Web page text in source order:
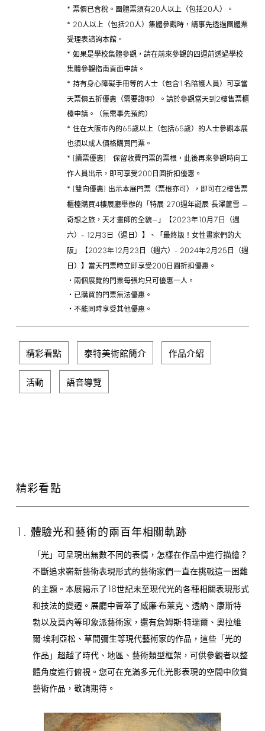
* 票價已含稅。團體票須有20人以上（包括20人）。
* 20人以上（包括20人）集體參觀時，請事先透過團體票
受理表諮詢本館。
* 如果是學校集體參觀，請在前來參觀的四週前透過學校
集體參觀指南頁面申請。
* 持有身心障礙手冊等的人士（包含1 名陪護人員）可享當
天票價五折優惠（需要證明）。請於參觀當天到2樓售票櫃
檯申請。（無需事先預約）
* 住在大阪市內的65歲以上（包括65歲）的人士參觀本展
也須以成人價格購買門票。
* [續票優惠] 保留收費門票的票根，此後再來參觀時向工
作人員出示，即可享受200 日圓折扣優惠。
* [雙向優惠] 出示本展門票（票根亦可），即可在2樓售票
櫃檯購買4樓展廳舉辦的「特展 270週年誕辰 長澤蘆雪 —
奇想之旅，天才畫師的全貌—」【2023年10月 7 日（週
六） - 12月 3 日（週日）】、「最終版！女性畫家們的大
阪」【2023年12月 23 日（週六） - 2024年2月 25 日（週
日）】當天門票時立即享受200 日圓折扣優惠。
・兩個展覽的門票每張均只可優惠一人。
・已購買的門票無法優惠。
・不能同時享受其他優惠。
精彩看點 泰特美術館簡介 作品介紹
活動 語音導覽
精彩看點
1. 體驗光和藝術的兩百年相關軌跡
「光」可呈現出無數不同的表情，怎樣在作品中進行描繪？
不斷追求嶄新藝術表現形式的藝術家們一直在挑戰這一困難
的主題。本展揭示了 18世紀末至現代光的各種相關表現形式
和技法的變遷。展廳中薈萃了威廉·布萊克、透納、康斯特
勃以及莫內等印象派藝術家，還有詹姆斯·特瑞爾、奧拉維
爾·埃利亞松、草間彌生等現代藝術家的作品，這些「光的
作品」超越了時代、地區、藝術類型框架，可供參觀者以整
體角度進行俯視。您可在充滿多元化光影表現的空間中欣賞
藝術作品，敬請期待。